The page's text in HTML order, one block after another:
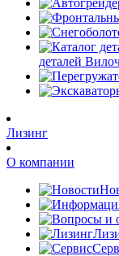
деталей
Лизинг
О компании